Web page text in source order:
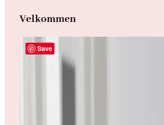
Velkommen
Save